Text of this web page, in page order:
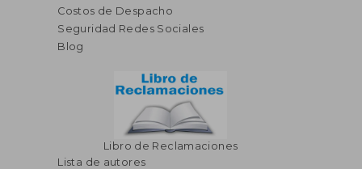
Costos de Despacho
Seguridad Redes Sociales
Blog
Libro de Reclamaciones
Lista de autores